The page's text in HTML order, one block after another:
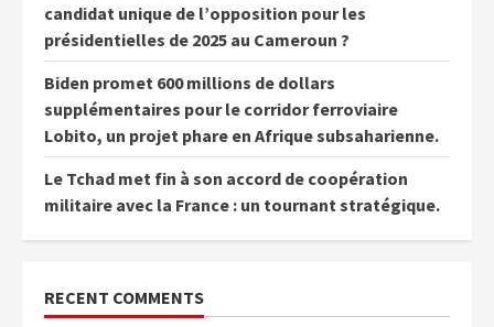
candidat unique de l’opposition pour les
présidentielles de 2025 au Cameroun ?
Biden promet 600 millions de dollars
supplémentaires pour le corridor ferroviaire
Lobito, un projet phare en Afrique subsaharienne.
Le Tchad met fin à son accord de coopération
militaire avec la France : un tournant stratégique.
RECENT COMMENTS